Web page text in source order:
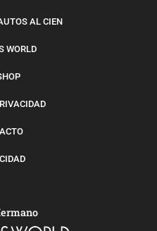
AL CIEN
WORLD